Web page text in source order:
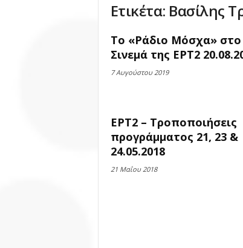
Ετικέτα: Βασίλης
Το «Ράδιο Μόσχα» στο
Σινεμά της ΕΡΤ2
7 Αυγούστου 2019
ΕΡΤ2 – Τροποποιήσεις
προγράμματος 21, 23 &
24.05.2018
21 Μαΐου 2018